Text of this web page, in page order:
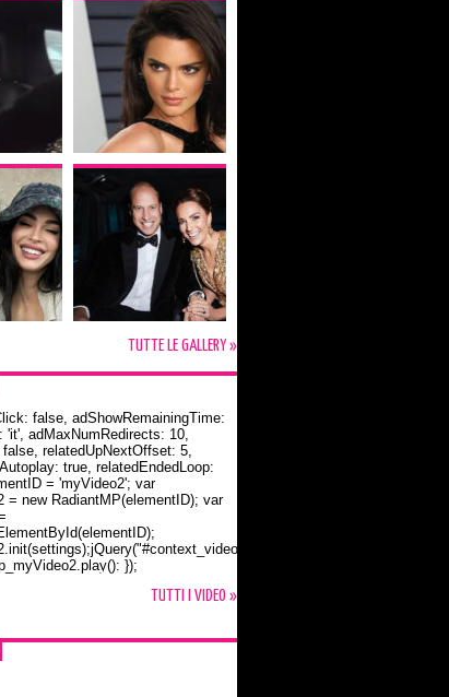
TUTTE LE GALLERY »
e la t-shirt dedicata a Flynn
false, adShowRemainingTime:
'it', adMaxNumRedirects: 10,
relatedUpNextOffset: 5,
true, relatedEndedLoop:
= 'myVideo2'; var
= new RadiantMP(elementID); var
});
TUTTI I VIDEO »